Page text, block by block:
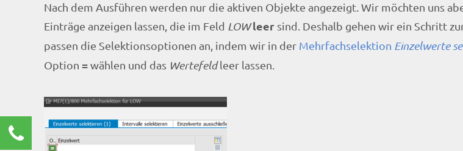
Nach dem Ausführen werden nur die aktiven Objekte angezeigt. Wir möchten uns
Einträge anzeigen lassen, die im Feld LOW leer sind. Deshalb gehen wir ein Schritt
passen die Selektionsoptionen an, indem wir in der Mehrfachselektion Einzelwerte
Option =wählen und das Wertefeldleer lassen.
Kontaktieren Sie uns!